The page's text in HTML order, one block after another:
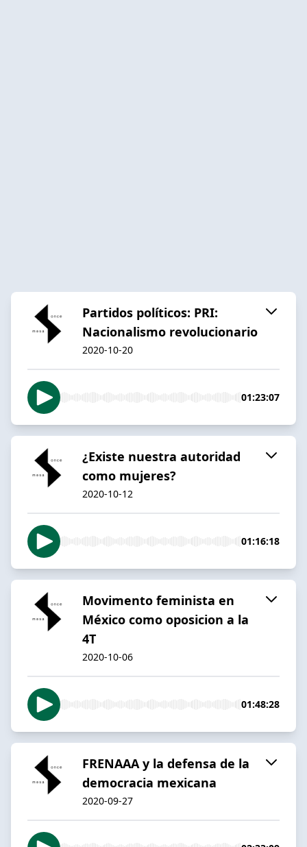
Partidos políticos: PRI:
Nacionalismo revolucionario
2020-10-20
01:23:07
¿Existe nuestra autoridad
como mujeres?
2020-10-12
01:16:18
Movimento feminista en
México como oposicion a la
4T
2020-10-06
01:48:28
FRENAAA y la defensa de la
democracia mexicana
2020-09-27